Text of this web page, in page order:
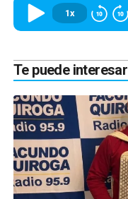
1x
Te puede interesar